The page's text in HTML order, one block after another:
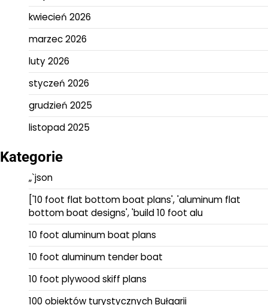
kwiecień 2026
marzec 2026
luty 2026
styczeń 2026
grudzień 2025
listopad 2025
Kategorie
„`json
['10 foot flat bottom boat plans', 'aluminum flat
bottom boat designs', 'build 10 foot alu
10 foot aluminum boat plans
10 foot aluminum tender boat
10 foot plywood skiff plans
100 obiektów turystycznych Bułgarii